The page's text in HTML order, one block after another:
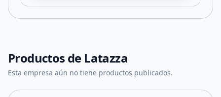
Productos de Latazza
Esta empresa aún no tiene productos publicados.